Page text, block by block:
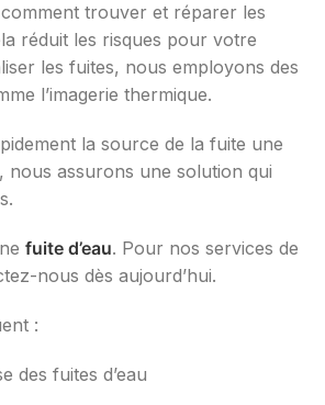
trouver et réparer les
réduit les risques pour votre
les fuites, nous employons des
l’imagerie thermique.
la source de la fuite une
nous assurons une solution qui
fuite d’eau. Pour nos services de
nous dès aujourd’hui.
:
des fuites d’eau